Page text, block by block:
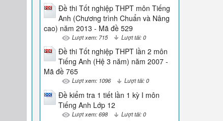
Đề thi Tốt nghiệp THPT môn Tiếng
Anh (Chương trình Chuẩn và Nâng
cao) năm 2013 - Mã đề 529
Lượt xem: 715 Lượt tải: 0
Đề thi Tốt nghiệp THPT lần 2 môn
Tiếng Anh (Hệ 3 năm) năm 2007 -
Mã đề 765
Lượt xem: 1096 Lượt tải: 0
Đề kiểm tra 1 tiết lần 1 kỳ I môn
Tiếng Anh Lớp 12
Lượt xem: 698 Lượt tải: 0